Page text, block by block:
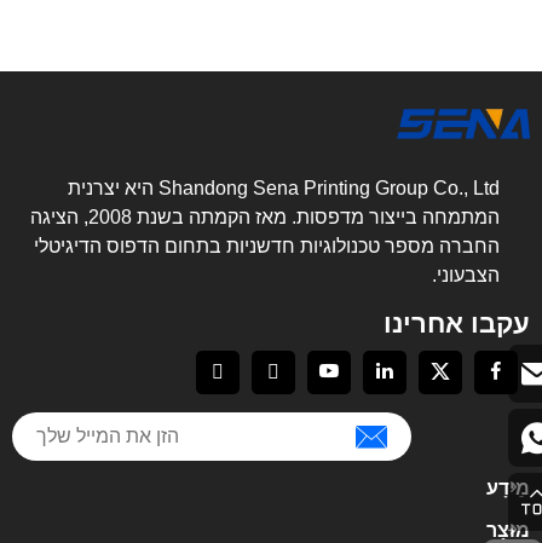
Shandong Sena Printing Group Co., Ltd היא יצרנית
המתמחה בייצור מדפסות. מאז הקמתה בשנת 2008, הציגה
החברה מספר טכנולוגיות חדשניות בתחום הדפוס הדיגיטלי
הצבעוני.
עקבו אחרינו
מֵידָע
מוּצָר